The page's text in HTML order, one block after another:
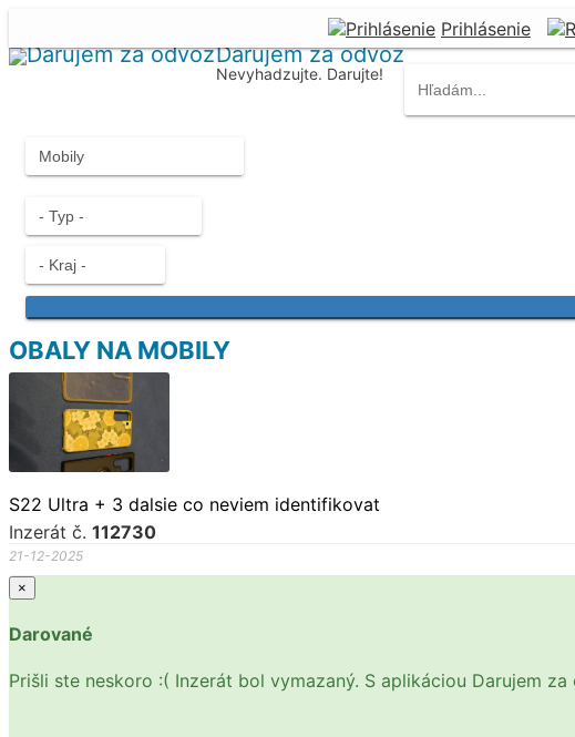
Prihlásenie
Darujem za odvoz
Nevyhadzujte. Darujte!
OBALY NA MOBILY
S22 Ultra + 3 dalsie co neviem identifikovat
Inzerát č. 112730
21-12-2025
×
Darované
Prišli ste neskoro :( Inzerát bol vymazaný. S aplikáciou Darujem